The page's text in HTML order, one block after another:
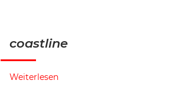
coastline
Weiterlesen